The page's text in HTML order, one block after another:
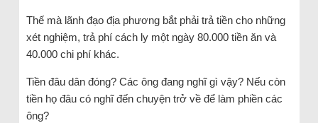
Thế mà lãnh đạo địa phương bắt phải trả tiền cho những
xét nghiệm, trả phí cách ly một ngày 80.000 tiền ăn và
40.000 chi phí khác.
Tiền đâu dân đóng? Các ông đang nghĩ gì vậy? Nếu còn
tiền họ đâu có nghĩ đến chuyện trở về để làm phiền các
ông?